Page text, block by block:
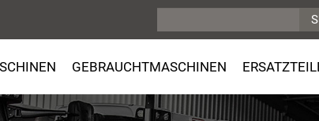
GEBRAUCHTMASCHINEN